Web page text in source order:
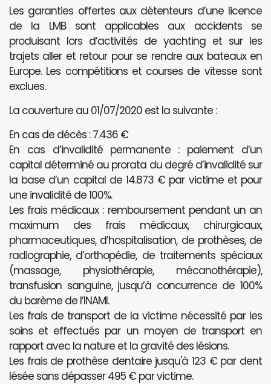
Les garanties offertes aux détenteurs d’une licence
de la LMB sont applicables aux accidents se
produisant lors d’activités de yachting et sur les
trajets aller et retour pour se rendre aux bateaux en
Europe. Les compétitions et courses de vitesse sont
exclues.
La couverture au 01/07/2020 est la suivante :
En cas de décès : 7.436 €
En cas d’invalidité permanente : paiement d’un
capital déterminé au prorata du degré d’invalidité sur
la base d’un capital de 14.873 € par victime et pour
une invalidité de 100%.
Les frais médicaux : remboursement pendant un an
maximum des frais médicaux, chirurgicaux,
pharmaceutiques, d’hospitalisation, de prothèses, de
radiographie, d’orthopédie, de traitements spéciaux
(massage, physiothérapie, mécanothérapie),
transfusion sanguine, jusqu’à concurrence de 100%
du barème de l’INAMI.
Les frais de transport de la victime nécessité par les
soins et effectués par un moyen de transport en
rapport avec la nature et la gravité des lésions.
Les frais de prothèse dentaire jusqu'à 123 € par dent
lésée sans dépasser 495 € par victime.